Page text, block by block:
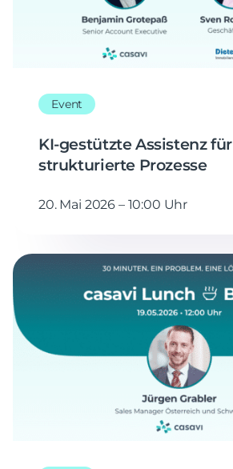
Event
KI-gestützte Assistenz für
strukturierte Prozesse
20. Mai 2026 – 10:00 Uhr